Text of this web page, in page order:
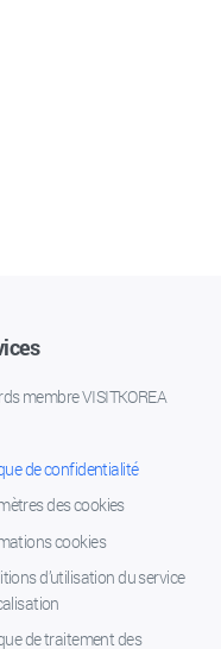
membre VISITKOREA
de confidentialité
des cookies
cookies
d’utilisation du service
de traitement des